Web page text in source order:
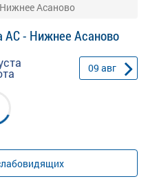
Асаново
АС - Нижнее Асаново
09 авг